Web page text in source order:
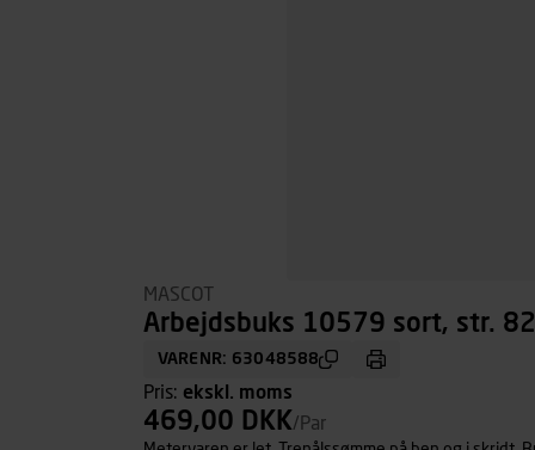
MASCOT
Arbejdsbuks 10579 sort, str.
VARENR: 63048588
Pris: ekskl. moms
469,00 DKK/Par